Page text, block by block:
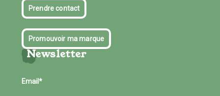
Prendre contact
Promouvoir ma marque
Newsletter